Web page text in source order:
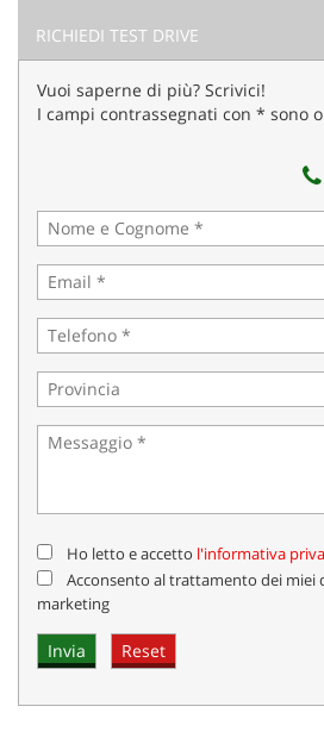
RICHIEDI TEST DRIVE
Vuoi saperne di più? Scrivici!
I campi contrassegnati con * sono
Ho letto e accetto l'informativa
Acconsento al trattamento dei miei
marketing
Leggi
cookie
policy
impostazioni